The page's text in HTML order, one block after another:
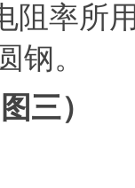
阻率所
钢。
三）